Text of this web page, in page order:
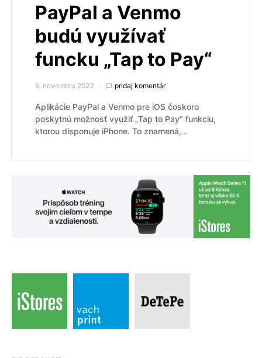
PayPal a Venmo
budú využívať
funcku „Tap to Pay“
6. novembra 2022 pridaj komentár
Aplikácie PayPal a Venmo pre iOS čoskoro
poskytnú možnosť využiť „Tap to Pay“ funkciu,
ktorou disponuje iPhone. To znamená,…